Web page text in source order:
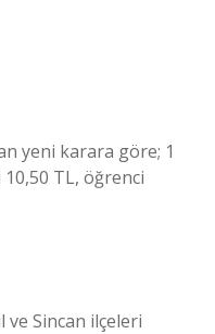
yeni karara göre; 1
TL, öğrenci
ve Sincan ilçeleri